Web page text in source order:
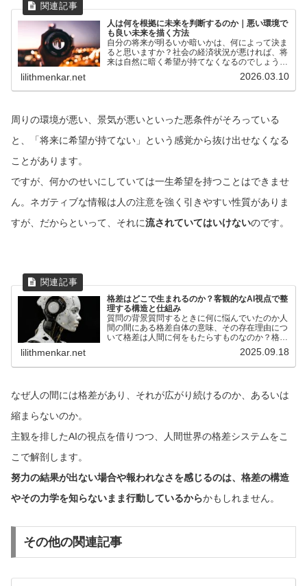
人は何を根拠に未来を判断するのか｜悪い環境で
も良い未来を描く方法
自分の将来が明るいか暗いかは、何によって決ま
ると思いますか？社会の経済状況が悪ければ、将
来は自然に暗く希望が持てなくなるのでしょう
か？ありがちな悩みの例（20代転職に失敗・将
来に希望を持つ材料がない）29歳です。以前の
職場を勢いで辞めてしま...
lilithmenkar.net 2026.03.10
周りの環境が悪い、景気が悪いといった悪条件がそろっている
と、「将来に希望が持てない」という感覚から抜け出せなくなる
ことがあります。
ですが、何かのせいにしていては一生希望を持つことはできませ
ん。ネガティブな情報は人の注意を強く引きやすい性質がありま
すが、だからといって、それに流されていてはいけないのです。
格差はどこで生まれるのか？客観的なAI視点で整
理する構造と仕組み
質問の背景質問するときに何に悩んでいたのか人
間の間にある格差自体の意味、その存在理由につ
いて格差は人間に何をもたらすものなのか？格差
は人の人生に濃淡をつけるが、それさえなければ
人は幸福なのか？人間が人生において自分が置か
れた格差に挑む価値と...
lilithmenkar.net 2025.09.18
なぜ人の間には格差があり、それが広がり続けるのか、あるいは
縮まらないのか。
主観を排したAIの視点を借りつつ、人間世界の格差システムをこ
こで解剖します。
努力の結果が出ない場合や報われなさを感じるのは、格差の構造
やその力学を知らないまま行動しているからかもしれません。
その他の関連記事